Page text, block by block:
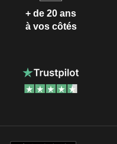
+ de 20 ans
à vos côtés